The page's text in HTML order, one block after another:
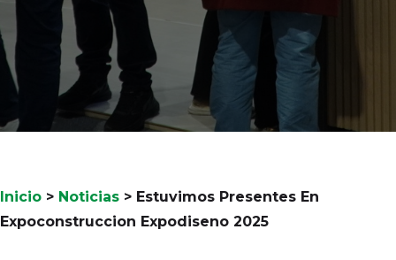
Inicio > Noticias > Estuvimos Presentes En
Expoconstruccion Expodiseno 2025